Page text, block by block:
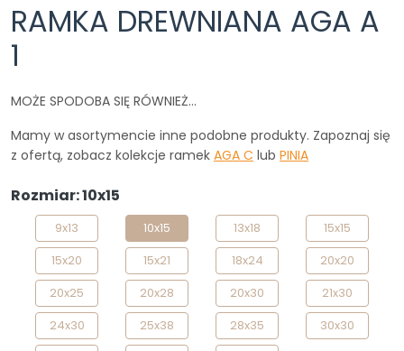
RAMKA DREWNIANA AGA A
1
MOŻE SPODOBA SIĘ RÓWNIEŻ…
Mamy w asortymencie inne podobne produkty. Zapoznaj się
z ofertą, zobacz kolekcje ramek AGA C lub PINIA
Rozmiar: 10x15
9x13 10x15 13x18
15x15
15x20
15x21 18x24
20x20
20x25
20x28 20x30
21x30
24x30
25x38 28x35
30x30